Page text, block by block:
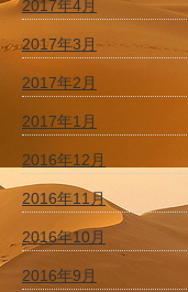
2017年4月
2017年3月
2017年2月
2017年1月
2016年12月
2016年11月
2016年10月
2016年9月